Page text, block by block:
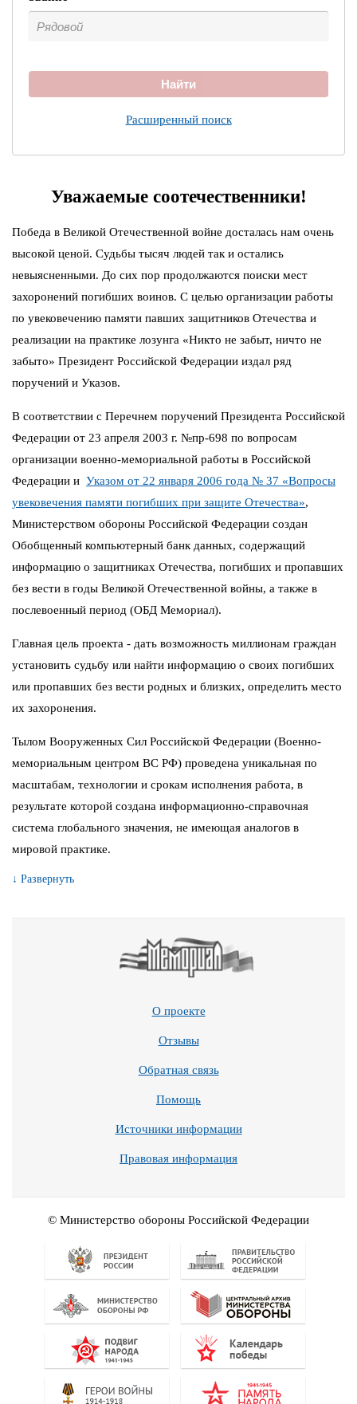
Найти
Расширенный поиск
Уважаемые соотечественники!
Победа в Великой Отечественной войне досталась нам очень
высокой ценой. Судьбы тысяч людей так и остались
невыясненными. До сих пор продолжаются поиски мест
захоронений погибших воинов. С целью организации работы
по увековечению памяти павших защитников Отечества и
реализации на практике лозунга «Никто не забыт, ничто не
забыто» Президент Российской Федерации издал ряд
поручений и Указов.
В соответствии с Перечнем поручений Президента Российской
Федерации от 23 апреля 2003 г. №пр-698 по вопросам
организации военно-мемориальной работы в Российской
Федерации и Указом от 22 января 2006 года № 37 «Вопросы
увековечения памяти погибших при защите Отечества»,
Министерством обороны Российской Федерации создан
Обобщенный компьютерный банк данных, содержащий
информацию о защитниках Отечества, погибших и пропавших
без вести в годы Великой Отечественной войны, а также в
послевоенный период (ОБД Мемориал).
Главная цель проекта - дать возможность миллионам граждан
установить судьбу или найти информацию о своих погибших
или пропавших без вести родных и близких, определить место
их захоронения.
Тылом Вооруженных Сил Российской Федерации (Военно-
мемориальным центром ВС РФ) проведена уникальная по
масштабам, технологии и срокам исполнения работа, в
результате которой создана информационно-справочная
система глобального значения, не имеющая аналогов в
мировой практике.
↓ Развернуть
О проекте
Отзывы
Обратная связь
Помощь
Источники информации
Правовая информация
© Министерство обороны Российской Федерации